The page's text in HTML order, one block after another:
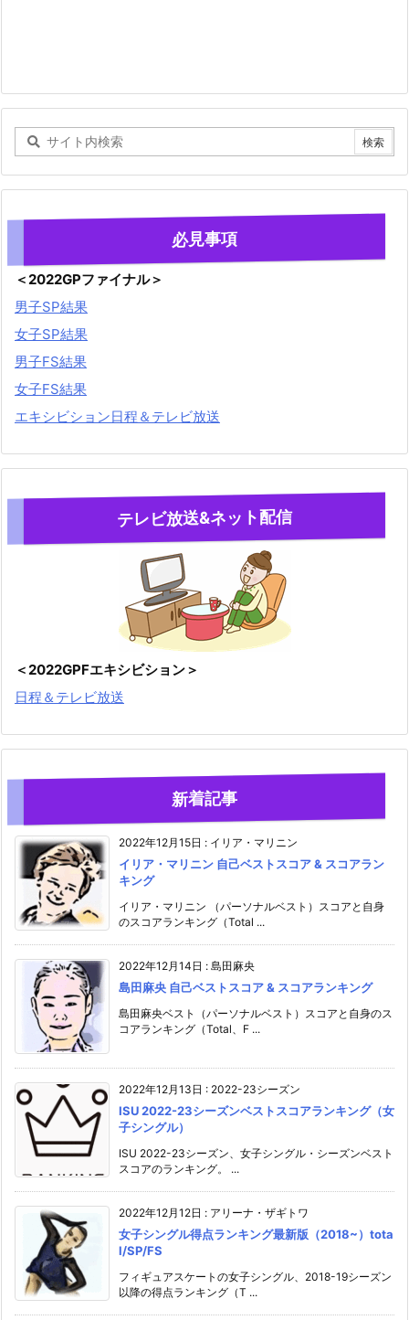
必見事項
＜2022GPファイナル＞
男子SP結果
女子SP結果
男子FS結果
女子FS結果
エキシビション日程＆テレビ放送
テレビ放送&ネット配信
＜2022GPFエキシビション＞
日程＆テレビ放送
新着記事
2022年12月15日 : イリア・マリニン
イリア・マリニン 自己ベストスコア & スコアラン
キング
イリア・マリニン （パーソナルベスト）スコアと自身
のスコアランキング（Total ...
2022年12月14日 : 島田麻央
島田麻央 自己ベストスコア & スコアランキング
島田麻央ベスト（パーソナルベスト）スコアと自身のス
コアランキング（Total、F ...
2022年12月13日 : 2022-23シーズン
ISU 2022-23シーズンベストスコアランキング（女
子シングル）
ISU 2022-23シーズン、女子シングル・シーズンベスト
スコアのランキング。 ...
2022年12月12日 : アリーナ・ザギトワ
女子シングル得点ランキング最新版（2018~）tota
l/SP/FS
フィギュアスケートの女子シングル、2018-19シーズン
以降の得点ランキング（T ...